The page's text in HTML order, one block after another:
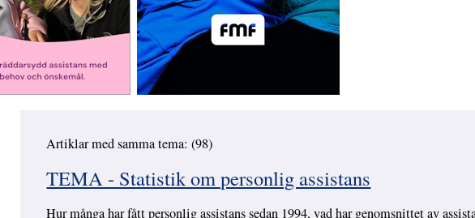
Artiklar med samma tema: (98)
TEMA - Statistik om personlig assistans
Hur många har fått personlig assistans sedan 1994, vad har genomsnittet av